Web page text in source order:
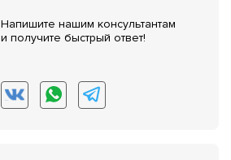
Напишите нашим консультантам
и получите быстрый ответ!